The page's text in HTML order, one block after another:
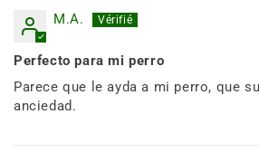
M.A.
Perfecto para mi perro
Parece que le ayda a mi perro, que
anciedad.